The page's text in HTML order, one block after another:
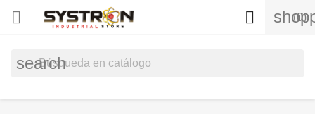
 (0)

search